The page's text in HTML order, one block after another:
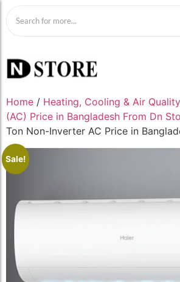
Home / Heating, Cooling & Air Quality
(AC) Price in Bangladesh From Dn
Ton Non-Inverter AC Price in
Sale!